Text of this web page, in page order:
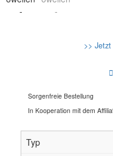
>>
Sorgenfreie Bestellung
In Kooperation mit dem
Typ